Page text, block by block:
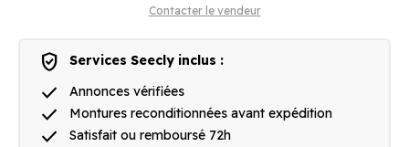
Contacter le vendeur
verified_user Services Seecly inclus :
done Annonces vérifiées
done Montures reconditionnées avant expédition
done Satisfait ou remboursé 72h